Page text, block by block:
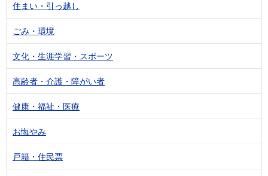
住まい・引っ越し
ごみ・環境
文化・生涯学習・スポーツ
高齢者・介護・障がい者
健康・福祉・医療
お悔やみ
戸籍・住民票